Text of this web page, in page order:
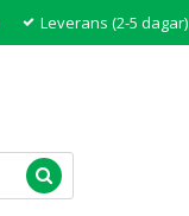
Leverans (2-5 dagar)